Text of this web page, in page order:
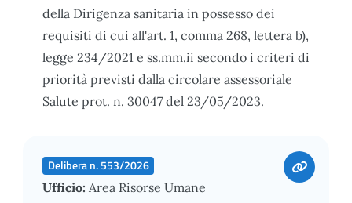
della Dirigenza sanitaria in possesso dei
requisiti di cui all'art. 1, comma 268, lettera b),
legge 234/2021 e ss.mm.ii secondo i criteri di
priorità previsti dalla circolare assessoriale
Salute prot. n. 30047 del 23/05/2023.
Delibera n. 553/2026
Ufficio: Area Risorse Umane